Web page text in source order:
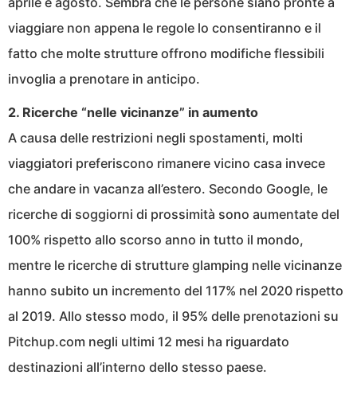
viaggiare non appena le regole lo consentiranno e il
fatto che molte strutture offrono modifiche flessibili
invoglia a prenotare in anticipo.
2. Ricerche “nelle vicinanze” in aumento
A causa delle restrizioni negli spostamenti, molti
viaggiatori preferiscono rimanere vicino casa invece
che andare in vacanza all’estero. Secondo Google, le
ricerche di soggiorni di prossimità sono aumentate del
100% rispetto allo scorso anno in tutto il mondo,
mentre le ricerche di strutture glamping nelle vicinanze
hanno subito un incremento del 117% nel 2020 rispetto
al 2019. Allo stesso modo, il 95% delle prenotazioni su
Pitchup.com negli ultimi 12 mesi ha riguardato
destinazioni all’interno dello stesso paese.